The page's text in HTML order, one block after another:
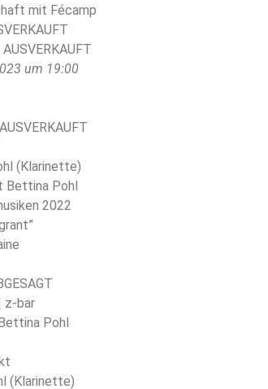
mit Fécamp
um 19:00
(Klarinette)
Pohl
2022
z-bar
Pohl
(Klarinette)